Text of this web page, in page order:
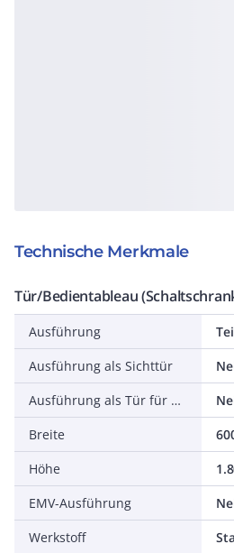
Technische Merkmale
Tür/Bedientableau
Ausführung
Ausführung als Sichttür
Ausführung als Tür für Trennschalterverriegelung
Breite
Höhe
EMV-Ausführung
Werkstoff